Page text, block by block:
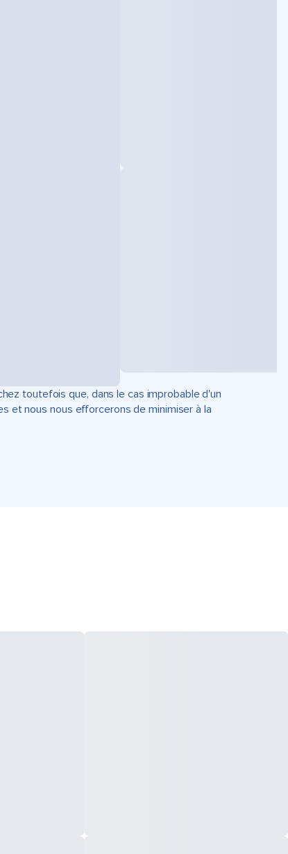
toutefois que, dans le cas improbable d'un
et nous nous efforcerons de minimiser à la